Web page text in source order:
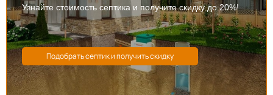
Узнайте стоимость септика и получите скидку до 20%!